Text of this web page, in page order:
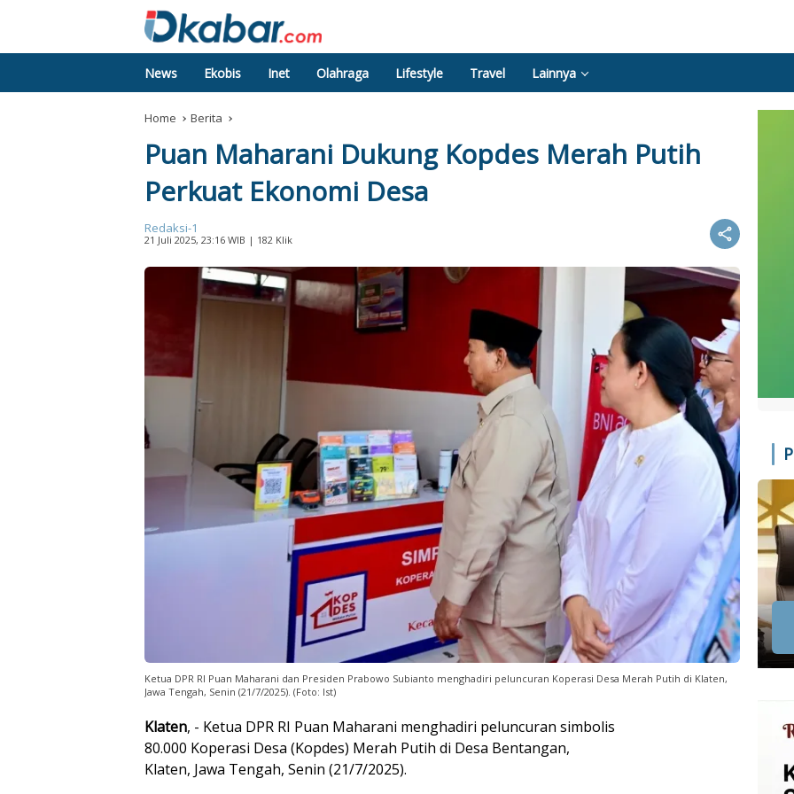
News Ekobis Inet Olahraga Lifestyle Travel Lainnya
Home Berita
Puan Maharani Dukung Kopdes Merah Putih
Perkuat Ekonomi Desa
Redaksi-1
21 Juli 2025, 23:16 WIB | 182 Klik
Ketua DPR RI Puan Maharani dan Presiden Prabowo Subianto menghadiri peluncuran Koperasi Desa Merah Putih di Klaten,
Jawa Tengah, Senin (21/7/2025). (Foto: Ist)
Klaten, - Ketua DPR RI Puan Maharani menghadiri peluncuran simbolis
80.000 Koperasi Desa (Kopdes) Merah Putih di Desa Bentangan,
Klaten, Jawa Tengah, Senin (21/7/2025).